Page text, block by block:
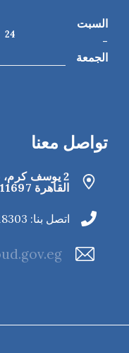
السبت
-
الجمعة
24
تواصل معنا
2 يوسف
القاهرة‬ 11697
اتصل بنا: 022018303-022018304